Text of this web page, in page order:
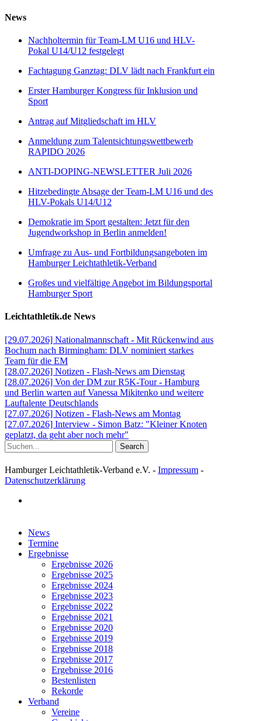
News
Nachholtermin für Team-LM U16 und HLV-
Pokal U14/U12 festgelegt
Fachtagung Ganztag: DLV lädt nach Frankfurt ein
Erster Hamburger Kongress für Inklusion und
Sport
Antrag auf Mitgliedschaft im HLV
Anmeldung zum Talentsichtungswettbewerb
RAPIDO 2026
ANTI-DOPING-NEWSLETTER Juli 2026
Hitzebedingte Absage der Team-LM U16 und des
HLV-Pokals U14/U12
Demokratie im Sport gestalten: Jetzt für den
Jugendworkshop in Berlin anmelden!
Umfrage zu Aus- und Fortbildungsangeboten im
Hamburger Leichtathletik-Verband
Großes und vielfältige Angebot im Bildungsportal
Hamburger Sport
Leichtathletik.de News
[29.07.2026] Nationalmannschaft - Mit Rückenwind aus
Bochum nach Birmingham: DLV nominiert starkes
Team für die EM
[28.07.2026] Notizen - Flash-News am Dienstag
[28.07.2026] Von der DM zur R5K-Tour - Hamburg
und Berlin warten auf Vanessa Mikitenko und weitere
Lauftalente Deutschlands
[27.07.2026] Notizen - Flash-News am Montag
[27.07.2026] Interview - Simon Batz: "Kleiner Knoten
geplatzt, da geht aber noch mehr"
Search
Hamburger Leichtathletik-Verband e.V. - Impressum -
Datenschutzerklärung
Close
Menu
News
Termine
Ergebnisse
Ergebnisse 2026
Ergebnisse 2025
Ergebnisse 2024
Ergebnisse 2023
Ergebnisse 2022
Ergebnisse 2021
Ergebnisse 2020
Ergebnisse 2019
Ergebnisse 2018
Ergebnisse 2017
Ergebnisse 2016
Bestenlisten
Rekorde
Verband
Vereine